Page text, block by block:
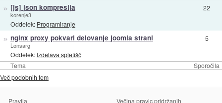
Tema Sporočila
» [js] json kompresija
korenje3
Oddelek: Programiranje
22
» nginx proxy pokvari delovanje joomla strani
Lonsarg
Oddelek: Izdelava spletišč
5
Več podobnih tem
Pravila Večina pravic pridržanih